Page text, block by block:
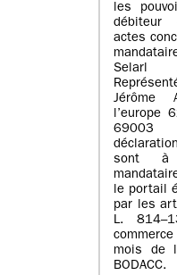
les
actes
Selarl
Jérôme
l’europe
sont à
le portail
par les
L.
mois de
BODACC.